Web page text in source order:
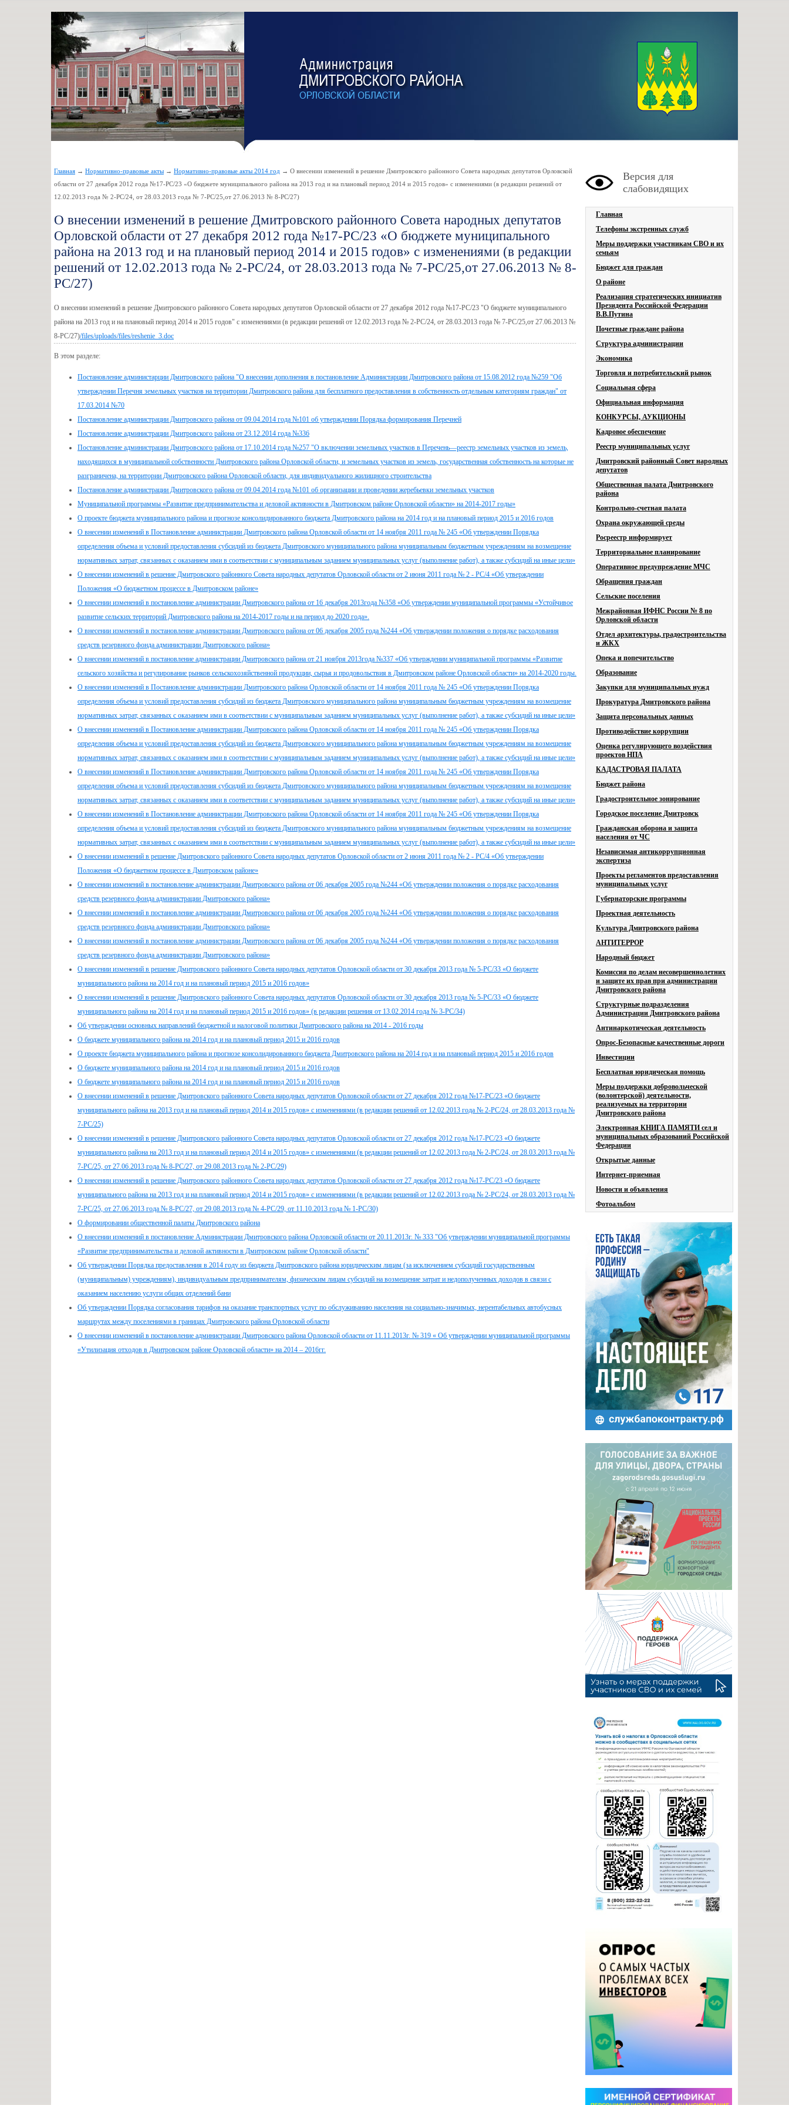
Главная → Нормативно-правовые акты → Нормативно-правовые акты 2014 год → О внесении изменений в решение Дмитровского районного Совета народных депутатов Орловской
области от 27 декабря 2012 года №17-РС/23 «О бюджете муниципального района на 2013 год и на плановый период 2014 и 2015 годов» с изменениями (в редакции решений от
12.02.2013 года № 2-РС/24, от 28.03.2013 года № 7-РС/25,от 27.06.2013 № 8-РС/27)
О внесении изменений в решение Дмитровского районного Совета народных депутатов
Орловской области от 27 декабря 2012 года №17-РС/23 «О бюджете муниципального
района на 2013 год и на плановый период 2014 и 2015 годов» с изменениями (в редакции
решений от 12.02.2013 года № 2-РС/24, от 28.03.2013 года № 7-РС/25,от 27.06.2013 № 8-
РС/27)
О внесении изменений в решение Дмитровского районного Совета народных депутатов Орловской области от 27 декабря 2012 года №17-РС/23 "О бюджете муниципального
района на 2013 год и на плановый период 2014 и 2015 годов" с изменениями (в редакции решений от 12.02.2013 года № 2-РС/24, от 28.03.2013 года № 7-РС/25,от 27.06.2013 №
8-РС/27)/files/uploads/files/reshenie_3.doc
В этом разделе:
Постановление администарции Дмитровского района "О внесении дополнения в постановление Администарции Дмитровского района от 15.08.2012 года №259 "Об
утверждении Перечня земельных участков на территории Дмитровского района для бесплатного предоставления в собственность отдельным категориям граждан" от
17.03.2014 №70
Постановление администрации Дмитровского района от 09.04.2014 года №101 об утверждении Порядка формирования Перечней
Постановление администрации Дмитровского района от 23.12.2014 года №336
Постановление администрации Дмитровского района от 17.10.2014 года №257 "О включении земельных участков в Перечень—реестр земельных участков из земель,
находящихся в муниципальной собственности Дмитровского района Орловской области, и земельных участков из земель, государственная собственность на которые не
разграничена, на территории Дмитровского района Орловской области, для индивидуального жилищного строительства
Постановление администрации Дмитровского района от 09.04.2014 года №101 об организации и проведении жеребьевки земельных участков
Муниципальной программы «Развитие предпринимательства и деловой активности в Дмитровском районе Орловской области» на 2014-2017 годы»
О проекте бюджета муниципального района и прогнозе консолидированного бюджета Дмитровского района на 2014 год и на плановый период 2015 и 2016 годов
О внесении изменений в Постановление администрации Дмитровского района Орловской области от 14 ноября 2011 года № 245 «Об утверждении Порядка
определения объема и условий предоставления субсидий из бюджета Дмитровского муниципального района муниципальным бюджетным учреждениям на возмещение
нормативных затрат, связанных с оказанием ими в соответствии с муниципальным заданием муниципальных услуг (выполнение работ), а также субсидий на иные цели»
О внесении изменений в решение Дмитровского районного Совета народных депутатов Орловской области от 2 июня 2011 года № 2 - РС/4 «Об утверждении
Положения «О бюджетном процессе в Дмитровском районе»
О внесении изменений в постановление администрации Дмитровского района от 16 декабря 2013года №358 «Об утверждении муниципальной программы «Устойчивое
развитие сельских территорий Дмитровского района на 2014-2017 годы и на период до 2020 года».
О внесении изменений в постановление администрации Дмитровского района от 06 декабря 2005 года №244 «Об утверждении положения о порядке расходования
средств резервного фонда администрации Дмитровского района»
О внесении изменений в постановление администрации Дмитровского района от 21 ноября 2013года №337 «Об утверждении муниципальной программы «Развитие
сельского хозяйства и регулирование рынков сельскохозяйственной продукции, сырья и продовольствия в Дмитровском районе Орловской области» на 2014-2020 годы.
О внесении изменений в Постановление администрации Дмитровского района Орловской области от 14 ноября 2011 года № 245 «Об утверждении Порядка
определения объема и условий предоставления субсидий из бюджета Дмитровского муниципального района муниципальным бюджетным учреждениям на возмещение
нормативных затрат, связанных с оказанием ими в соответствии с муниципальным заданием муниципальных услуг (выполнение работ), а также субсидий на иные цели»
О внесении изменений в Постановление администрации Дмитровского района Орловской области от 14 ноября 2011 года № 245 «Об утверждении Порядка
определения объема и условий предоставления субсидий из бюджета Дмитровского муниципального района муниципальным бюджетным учреждениям на возмещение
нормативных затрат, связанных с оказанием ими в соответствии с муниципальным заданием муниципальных услуг (выполнение работ), а также субсидий на иные цели»
О внесении изменений в Постановление администрации Дмитровского района Орловской области от 14 ноября 2011 года № 245 «Об утверждении Порядка
определения объема и условий предоставления субсидий из бюджета Дмитровского муниципального района муниципальным бюджетным учреждениям на возмещение
нормативных затрат, связанных с оказанием ими в соответствии с муниципальным заданием муниципальных услуг (выполнение работ), а также субсидий на иные цели»
О внесении изменений в Постановление администрации Дмитровского района Орловской области от 14 ноября 2011 года № 245 «Об утверждении Порядка
определения объема и условий предоставления субсидий из бюджета Дмитровского муниципального района муниципальным бюджетным учреждениям на возмещение
нормативных затрат, связанных с оказанием ими в соответствии с муниципальным заданием муниципальных услуг (выполнение работ), а также субсидий на иные цели»
О внесении изменений в решение Дмитровского районного Совета народных депутатов Орловской области от 2 июня 2011 года № 2 - РС/4 «Об утверждении
Положения «О бюджетном процессе в Дмитровском районе»
О внесении изменений в постановление администрации Дмитровского района от 06 декабря 2005 года №244 «Об утверждении положения о порядке расходования
средств резервного фонда администрации Дмитровского района»
О внесении изменений в постановление администрации Дмитровского района от 06 декабря 2005 года №244 «Об утверждении положения о порядке расходования
средств резервного фонда администрации Дмитровского района»
О внесении изменений в постановление администрации Дмитровского района от 06 декабря 2005 года №244 «Об утверждении положения о порядке расходования
средств резервного фонда администрации Дмитровского района»
О внесении изменений в решение Дмитровского районного Совета народных депутатов Орловской области от 30 декабря 2013 года № 5-РС/33 «О бюджете
муниципального района на 2014 год и на плановый период 2015 и 2016 годов»
О внесении изменений в решение Дмитровского районного Совета народных депутатов Орловской области от 30 декабря 2013 года № 5-РС/33 «О бюджете
муниципального района на 2014 год и на плановый период 2015 и 2016 годов» (в редакции решения от 13.02.2014 года № 3-РС/34)
Об утверждении основных направлений бюджетной и налоговой политики Дмитровского района на 2014 - 2016 годы
О бюджете муниципального района на 2014 год и на плановый период 2015 и 2016 годов
О проекте бюджета муниципального района и прогнозе консолидированного бюджета Дмитровского района на 2014 год и на плановый период 2015 и 2016 годов
О бюджете муниципального района на 2014 год и на плановый период 2015 и 2016 годов
О бюджете муниципального района на 2014 год и на плановый период 2015 и 2016 годов
О внесении изменений в решение Дмитровского районного Совета народных депутатов Орловской области от 27 декабря 2012 года №17-РС/23 «О бюджете
муниципального района на 2013 год и на плановый период 2014 и 2015 годов» с изменениями (в редакции решений от 12.02.2013 года № 2-РС/24, от 28.03.2013 года №
7-РС/25)
О внесении изменений в решение Дмитровского районного Совета народных депутатов Орловской области от 27 декабря 2012 года №17-РС/23 «О бюджете
муниципального района на 2013 год и на плановый период 2014 и 2015 годов» с изменениями (в редакции решений от 12.02.2013 года № 2-РС/24, от 28.03.2013 года №
7-РС/25, от 27.06.2013 года № 8-РС/27, от 29.08.2013 года № 2-РС/29)
О внесении изменений в решение Дмитровского районного Совета народных депутатов Орловской области от 27 декабря 2012 года №17-РС/23 «О бюджете
муниципального района на 2013 год и на плановый период 2014 и 2015 годов» с изменениями (в редакции решений от 12.02.2013 года № 2-РС/24, от 28.03.2013 года №
7-РС/25, от 27.06.2013 года № 8-РС/27, от 29.08.2013 года № 4-РС/29, от 11.10.2013 года № 1-РС/30)
О формировании общественной палаты Дмитровского района
О внесении изменений в постановление Администрации Дмитровского района Орловской области от 20.11.2013г. № 333 "Об утверждении муниципальной программы
«Развитие предпринимательства и деловой активности в Дмитровском районе Орловской области"
Об утверждении Порядка предоставления в 2014 году из бюджета Дмитровского района юридическим лицам (за исключением субсидий государственным
(муниципальным) учреждениям), индивидуальным предпринимателям, физическим лицам субсидий на возмещение затрат и недополученных доходов в связи с
оказанием населению услуги общих отделений бани
Об утверждении Порядка согласования тарифов на оказание транспортных услуг по обслуживанию населения на социально-значимых, нерентабельных автобусных
маршрутах между поселениями в границах Дмитровского района Орловской области
О внесении изменений в постановление администрации Дмитровского района Орловской области от 11.11.2013г. № 319 « Об утверждении муниципальной программы
«Утилизация отходов в Дмитровском районе Орловской области» на 2014 – 2016гг.
Версия для
слабовидящих
Главная
Телефоны экстренных служб
Меры поддержки участникам СВО и их
семьям
Бюджет для граждан
О районе
Реализация стратегических инициатив
Президента Российской Федерации
В.В.Путина
Почетные граждане района
Структура администрации
Экономика
Торговля и потребительский рынок
Социальная сфера
Официальная информация
КОНКУРСЫ, АУКЦИОНЫ
Кадровое обеспечение
Реестр муниципальных услуг
Дмитровский районный Совет народных
депутатов
Общественная палата Дмитровского
района
Контрольно-счетная палата
Охрана окружающей среды
Росреестр информирует
Территориальное планирование
Оперативное предупреждение МЧС
Обращения граждан
Сельские поселения
Межрайонная ИФНС России № 8 по
Орловской области
Отдел архитектуры, градостроительства
и ЖКХ
Опека и попечительство
Образование
Закупки для муниципальных нужд
Прокуратура Дмитровского района
Защита персональных данных
Противодействие коррупции
Оценка регулирующего воздействия
проектов НПА
КАДАСТРОВАЯ ПАЛАТА
Бюджет района
Градостроительное зонирование
Городское поселение Дмитровск
Гражданская оборона и защита
населения от ЧС
Независимая антикоррупционная
экспертиза
Проекты регламентов предоставления
муниципальных услуг
Губернаторские программы
Проектная деятельность
Культура Дмитровского района
АНТИТЕРРОР
Народный бюджет
Комиссия по делам несовершеннолетних
и защите их прав при администрации
Дмитровского района
Структурные подразделения
Администрации Дмитровского района
Антинаркотическая деятельность
Опрос-Безопасные качественные дороги
Инвестиции
Бесплатная юридическая помощь
Меры поддержки добровольческой
(волонтерской) деятельности,
реализуемых на территории
Дмитровского района
Электронная КНИГА ПАМЯТИ сел и
муниципальных образований Российской
Федерации
Открытые данные
Интернет-приемная
Новости и объявления
Фотоальбом